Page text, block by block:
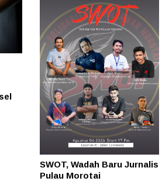
SWOT, Wadah Baru Jurnalis
Pulau Morotai